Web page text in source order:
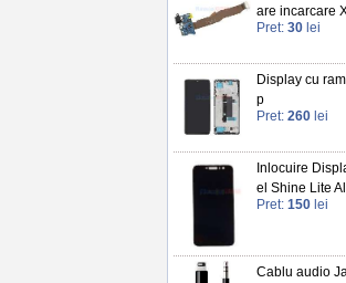
are incarcare
Pret: 30 lei
Display cu
p
Pret: 260 lei
Inlocuire
el Shine Lite
Pret: 150 lei
Cablu audio